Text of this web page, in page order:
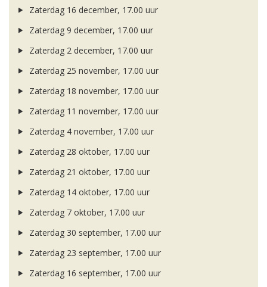
Zaterdag 16 december, 17.00 uur
Zaterdag 9 december, 17.00 uur
Zaterdag 2 december, 17.00 uur
Zaterdag 25 november, 17.00 uur
Zaterdag 18 november, 17.00 uur
Zaterdag 11 november, 17.00 uur
Zaterdag 4 november, 17.00 uur
Zaterdag 28 oktober, 17.00 uur
Zaterdag 21 oktober, 17.00 uur
Zaterdag 14 oktober, 17.00 uur
Zaterdag 7 oktober, 17.00 uur
Zaterdag 30 september, 17.00 uur
Zaterdag 23 september, 17.00 uur
Zaterdag 16 september, 17.00 uur